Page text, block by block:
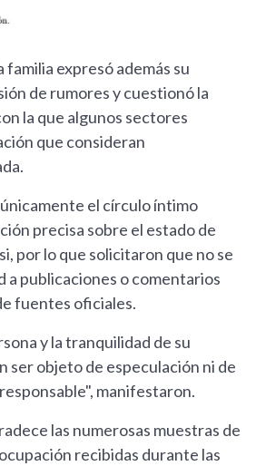
familia expresó además su
de rumores y cuestionó la
la que algunos sectores
que consideran
el círculo íntimo
precisa sobre el estado de
por lo que solicitaron que no se
publicaciones o comentarios
fuentes oficiales.
y la tranquilidad de su
ser objeto de especulación ni de
manifestaron.
las numerosas muestras de
recibidas durante las